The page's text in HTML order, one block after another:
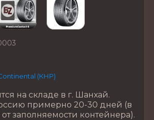
(КНР)
на складе в г. Шанхай.
примерно 20-30 дней (в
заполняемости контейнера).